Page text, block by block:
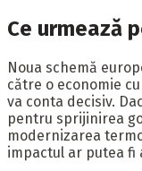
Ce urmează
Noua schemă
către o economie
va conta decisiv.
pentru sprijinirea
modernizarea
impactul ar putea fi